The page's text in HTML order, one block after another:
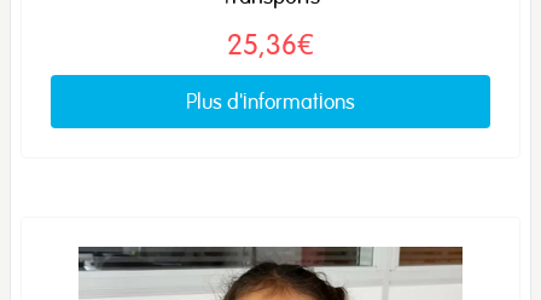
25,36€
Plus d'informations